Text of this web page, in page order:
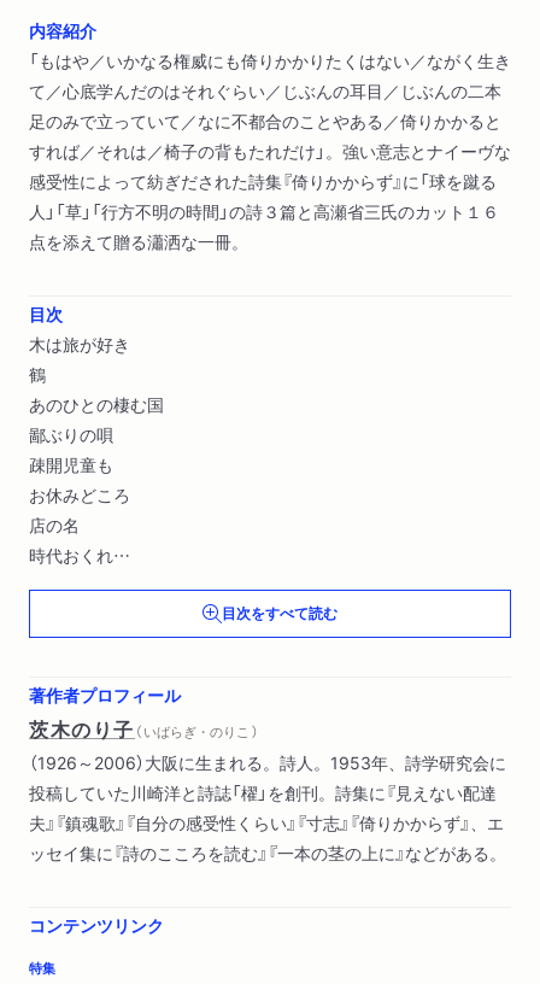
内容紹介
「もはや／いかなる権威にも倚りかかりたくはない／ながく生き
て／心底学んだのはそれぐらい／じぶんの耳目／じぶんの二本
足のみで立っていて／なに不都合のことやある／倚りかかると
すれば／それは／椅子の背もたれだけ」。強い意志とナイーヴな
感受性によって紡ぎだされた詩集『倚りかからず』に「球を蹴る
人」「草」「行方不明の時間」の詩３篇と高瀬省三氏のカット１６
点を添えて贈る瀟洒な一冊。
目次
木は旅が好き
鶴
あのひとの棲む国
鄙ぶりの唄
疎開児童も
お休みどころ
店の名
時代おくれ
倚りかからず
ピカソのぎょろ目
マザー・テレサの瞳
水の星
ある一行
球を蹴る人
草
行方不明の時間
目次をすべて読む
著作者プロフィール
茨木のり子 （ いばらぎ・のりこ ）
（1926～2006）大阪に生まれる。詩人。1953年、詩学研究会に
投稿していた川崎洋と詩誌「櫂」を創刊。詩集に『見えない配達
夫』『鎮魂歌』『自分の感受性くらい』『寸志』『倚りかからず』、エ
ッセイ集に『詩のこころを読む』『一本の茎の上に』などがある。
コンテンツリンク
特集